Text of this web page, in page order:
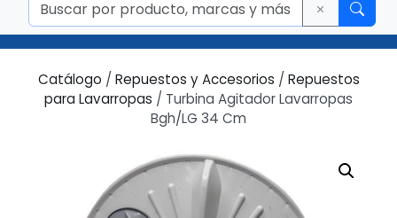
Catálogo / Repuestos y Accesorios / Repuestos
para Lavarropas / Turbina Agitador Lavarropas
Bgh/LG 34 Cm